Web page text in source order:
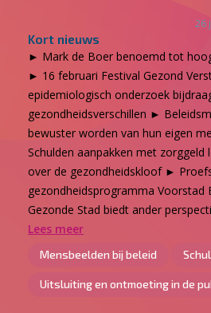
26
Kort nieuws
► Mark de Boer benoemd tot
► 16 februari Festival Gezond
epidemiologisch onderzoek
gezondheidsverschillen ►
bewuster worden van hun eigen
Schulden aanpakken met
over de gezondheidskloof ►
gezondheidsprogramma
Gezonde Stad biedt ander
Lees meer
Mensbeelden bij beleid
Uitsluiting en ontmoeting in de